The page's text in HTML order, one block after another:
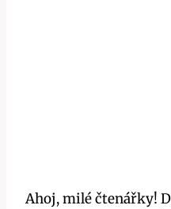
Ahoj, milé čtenářky!